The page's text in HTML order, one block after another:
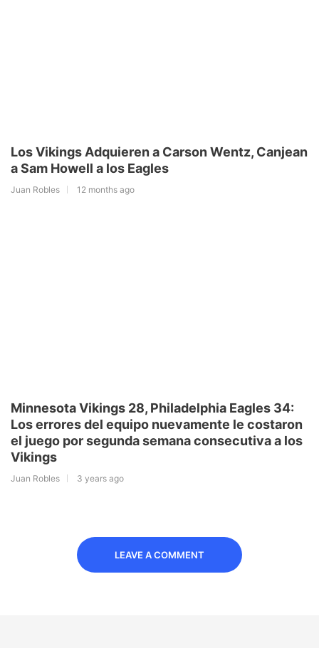
Los Vikings Adquieren a Carson Wentz, Canjean
a Sam Howell a los Eagles
Juan Robles 12 months ago
Minnesota Vikings 28, Philadelphia Eagles 34:
Los errores del equipo nuevamente le costaron
el juego por segunda semana consecutiva a los
Vikings
Juan Robles 3 years ago
LEAVE A COMMENT